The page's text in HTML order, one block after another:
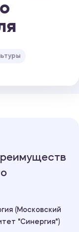
(Московский
"Синергия")